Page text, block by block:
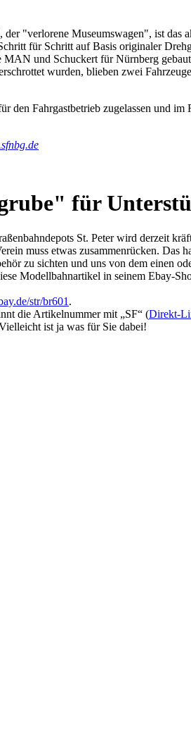
"verlorene Museumswagen", ist das
für Schritt auf Basis originaler
MAN und Schuckert für Nürnberg
wurden, blieben zwei
den Fahrgastbetrieb zugelassen und
für
St. Peter wird derzeit
muss etwas zusammenrücken. Das
zu sichten und uns von dem einen
Modellbahnartikel in seinem Ebay-
str/br601 .
die Artikelnummer mit „SF“ (Direkt-
ist ja was für Sie dabei!